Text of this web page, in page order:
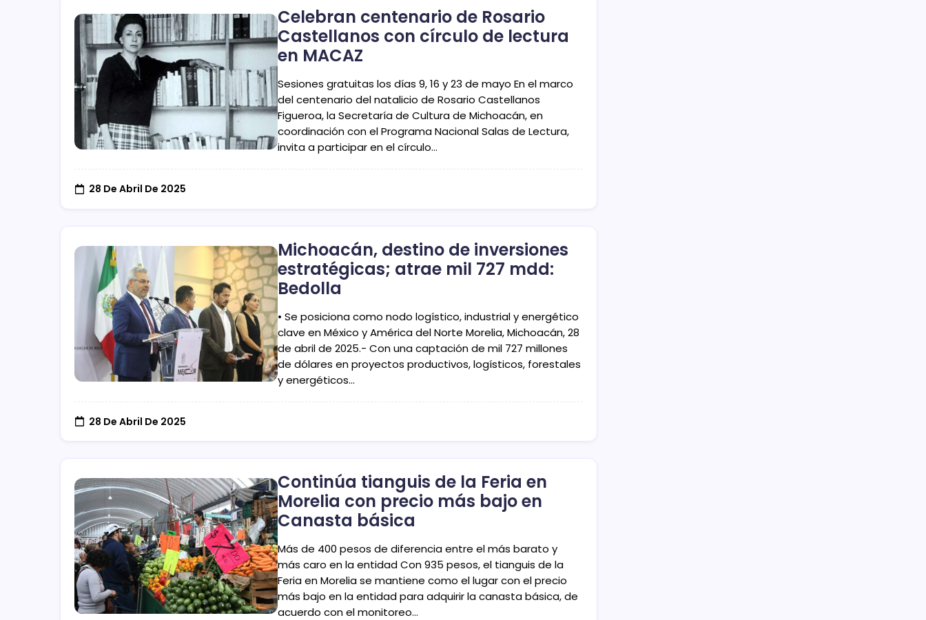
Celebran centenario de Rosario
Castellanos con círculo de lectura
en MACAZ
Sesiones gratuitas los días 9, 16 y 23 de mayo En el marco
del centenario del natalicio de Rosario Castellanos
Figueroa, la Secretaría de Cultura de Michoacán, en
coordinación con el Programa Nacional Salas de Lectura,
invita a participar en el círculo…
28 De Abril De 2025
Michoacán, destino de inversiones
estratégicas; atrae mil 727 mdd:
Bedolla
• Se posiciona como nodo logístico, industrial y energético
clave en México y América del Norte Morelia, Michoacán, 28
de abril de 2025.- Con una captación de mil 727 millones
de dólares en proyectos productivos, logísticos, forestales
y energéticos…
28 De Abril De 2025
Continúa tianguis de la Feria en
Morelia con precio más bajo en
Canasta básica
Más de 400 pesos de diferencia entre el más barato y
más caro en la entidad Con 935 pesos, el tianguis de la
Feria en Morelia se mantiene como el lugar con el precio
más bajo en la entidad para adquirir la canasta básica, de
acuerdo con el monitoreo…